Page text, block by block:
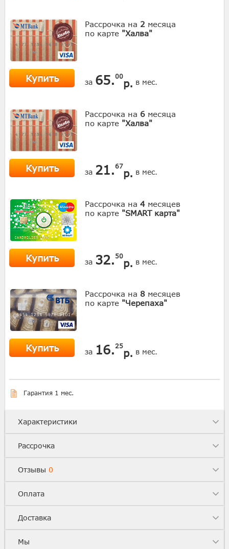
Рассрочка на 2 месяца
по карте "Халва"
Купить за 65.00
р. в мес.
Рассрочка на 6 месяца
по карте "Халва"
Купить за 21.67
р. в мес.
Рассрочка на 4 месяцев
по карте "SMART карта"
Купить за 32. 50
р. в мес.
Рассрочка на 8 месяцев
по карте "Черепаха"
Купить за 16. 25
р. в мес.
Гарантия 1 мес.
Характеристики
Рассрочка
Отзывы 0
Оплата
Доставка
Мы